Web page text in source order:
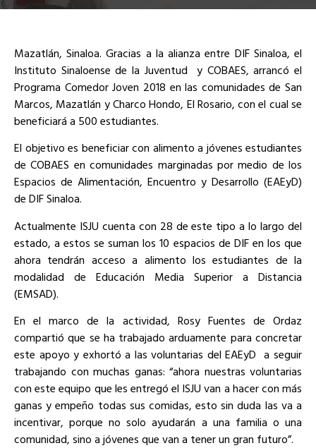
Mazatlán, Sinaloa. Gracias a la alianza entre DIF Sinaloa, el
Instituto Sinaloense de la Juventud y COBAES, arrancó el
Programa Comedor Joven 2018 en las comunidades de San
Marcos, Mazatlán y Charco Hondo, El Rosario, con el cual se
beneficiará a 500 estudiantes.
El objetivo es beneficiar con alimento a jóvenes estudiantes
de COBAES en comunidades marginadas por medio de los
Espacios de Alimentación, Encuentro y Desarrollo (EAEyD)
de DIF Sinaloa.
Actualmente ISJU cuenta con 28 de este tipo a lo largo del
estado, a estos se suman los 10 espacios de DIF en los que
ahora tendrán acceso a alimento los estudiantes de la
modalidad de Educación Media Superior a Distancia
(EMSAD).
En el marco de la actividad, Rosy Fuentes de Ordaz
compartió que se ha trabajado arduamente para concretar
este apoyo y exhortó a las voluntarias del EAEyD a seguir
trabajando con muchas ganas: “ahora nuestras voluntarias
con este equipo que les entregó el ISJU van a hacer con más
ganas y empeño todas sus comidas, esto sin duda las va a
incentivar, porque no solo ayudarán a una familia o una
comunidad, sino a jóvenes que van a tener un gran futuro”.